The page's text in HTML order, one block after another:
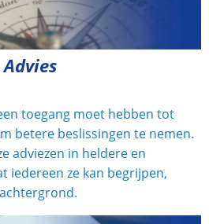
Advies
toegang moet hebben tot
betere beslissingen te nemen.
adviezen in heldere en
iedereen ze kan begrijpen,